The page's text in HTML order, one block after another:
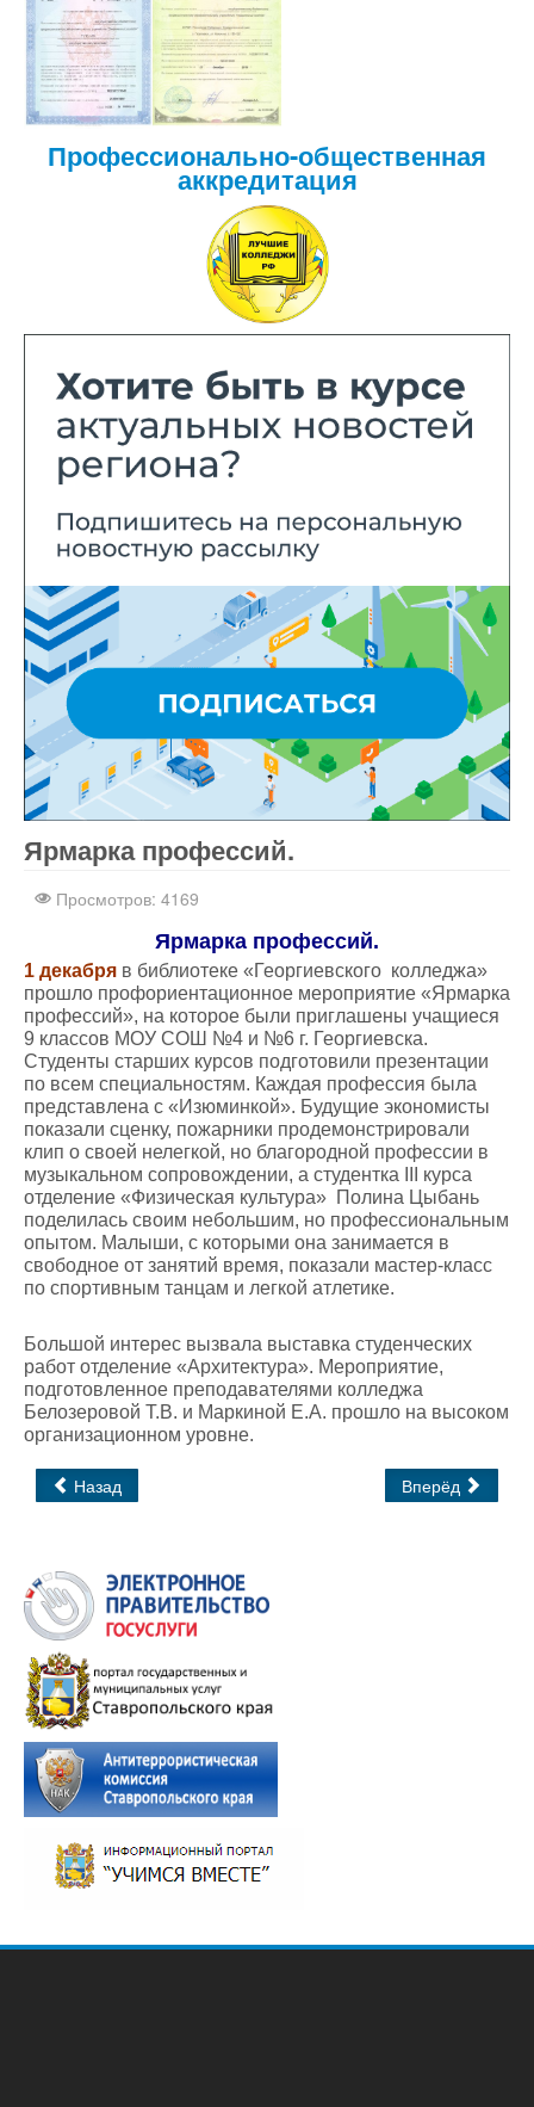
Профессионально-общественная
аккредитация
Бесплатные шаблоныJoomla
Ярмарка профессий.
Просмотров: 4169
Ярмарка профессий.
1 декабря в библиотеке «Георгиевского колледжа»
прошло профориентационное мероприятие «Ярмарка
профессий», на которое были приглашены учащиеся
9 классов МОУ СОШ №4 и №6 г. Георгиевска.
Студенты старших курсов подготовили презентации
по всем специальностям. Каждая профессия была
представлена с «Изюминкой». Будущие экономисты
показали сценку, пожарники продемонстрировали
клип о своей нелегкой, но благородной профессии в
музыкальном сопровождении, а студентка III курса
отделение «Физическая культура» Полина Цыбань
поделилась своим небольшим, но профессиональным
опытом. Малыши, с которыми она занимается в
свободное от занятий время, показали мастер-класс
по спортивным танцам и легкой атлетике.
Большой интерес вызвала выставка студенческих
работ отделение «Архитектура». Мероприятие,
подготовленное преподавателями колледжа
Белозеровой Т.В. и Маркиной Е.А. прошло на высоком
организационном уровне.
Назад Вперёд